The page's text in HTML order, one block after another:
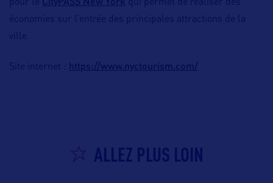
pour le
qui permet de réaliser des
économies sur l’entrée des principales attractions de la
ville.
Site internet : https://www.nyctourism.com/
ALLEZ PLUS LOIN